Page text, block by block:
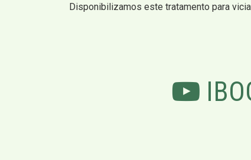
Disponibilizamos este tratamento para